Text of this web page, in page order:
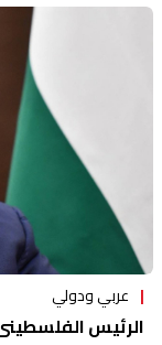
عربي ودولي
الرئيس